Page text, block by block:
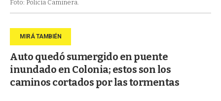
Foto: Policía Caminera.
Auto quedó sumergido en puente
inundado en Colonia; estos son los
caminos cortados por las tormentas